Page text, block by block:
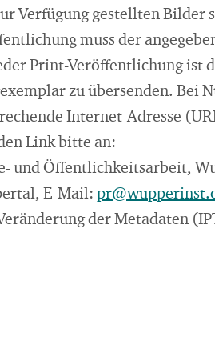
Verfügung gestellten Bilder
muss der
Print-Veröffentlichung ist
zu übersenden. Bei
Internet-Adresse
Link bitte an:
und Öffentlichkeitsarbeit,
E-Mail:
der Metadaten